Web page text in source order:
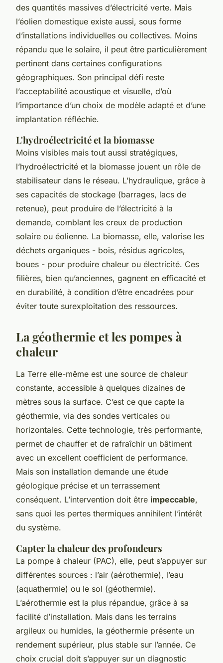
des quantités massives d’électricité verte. Mais
l’éolien domestique existe aussi, sous forme
d’installations individuelles ou collectives. Moins
répandu que le solaire, il peut être particulièrement
pertinent dans certaines configurations
géographiques. Son principal défi reste
l’acceptabilité acoustique et visuelle, d’où
l’importance d’un choix de modèle adapté et d’une
implantation réfléchie.
L'hydroélectricité et la biomasse
Moins visibles mais tout aussi stratégiques,
l’hydroélectricité et la biomasse jouent un rôle de
stabilisateur dans le réseau. L’hydraulique, grâce à
ses capacités de stockage (barrages, lacs de
retenue), peut produire de l’électricité à la
demande, comblant les creux de production
solaire ou éolienne. La biomasse, elle, valorise les
déchets organiques - bois, résidus agricoles,
boues - pour produire chaleur ou électricité. Ces
filières, bien qu’anciennes, gagnent en efficacité et
en durabilité, à condition d’être encadrées pour
éviter toute surexploitation des ressources.
La géothermie et les pompes à
chaleur
La Terre elle-même est une source de chaleur
constante, accessible à quelques dizaines de
mètres sous la surface. C’est ce que capte la
géothermie, via des sondes verticales ou
horizontales. Cette technologie, très performante,
permet de chauffer et de rafraîchir un bâtiment
avec un excellent coefficient de performance.
Mais son installation demande une étude
géologique précise et un terrassement
conséquent. L’intervention doit être impeccable,
sans quoi les pertes thermiques annihilent l’intérêt
du système.
Capter la chaleur des profondeurs
La pompe à chaleur (PAC), elle, peut s’appuyer sur
différentes sources : l’air (aérothermie), l’eau
(aquathermie) ou le sol (géothermie).
L’aérothermie est la plus répandue, grâce à sa
facilité d’installation. Mais dans les terrains
argileux ou humides, la géothermie présente un
rendement supérieur, plus stable sur l’année. Ce
choix crucial doit s’appuyer sur un diagnostic